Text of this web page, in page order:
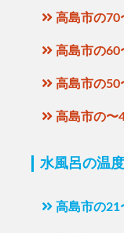
高島市の
高島市の
高島市の
高島市の
水風呂の温
高島市の